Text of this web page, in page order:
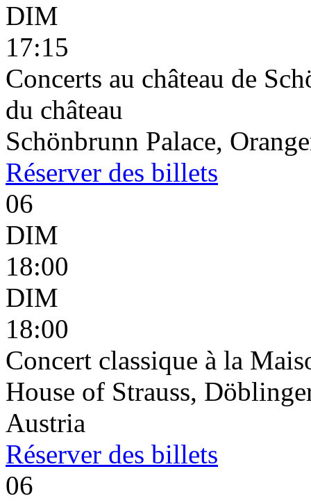
DIM
17:15
Concerts au château de
du château
Schönbrunn Palace,
Réserver des billets
06
DIM
18:00
DIM
18:00
Concert classique à la
House of Strauss,
Austria
Réserver des billets
06